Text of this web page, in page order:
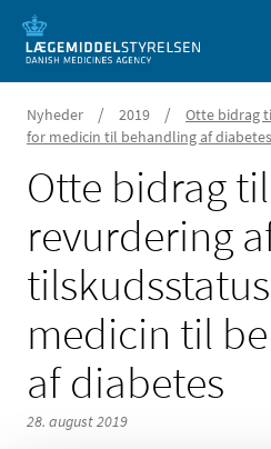
Nyheder / 2019 /
Otte bidrag
for medicin til behandling af diabetes
Otte bidrag til
revurdering
medicin til
af diabetes
28. august 2019